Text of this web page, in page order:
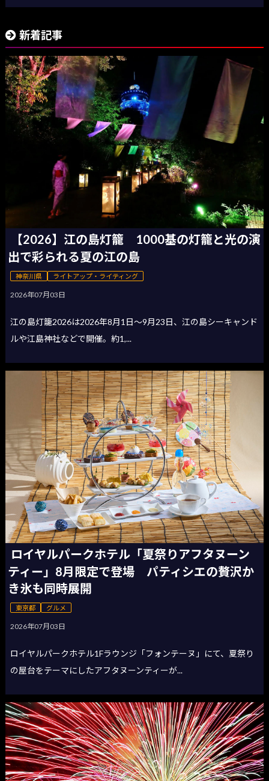
新着記事
【2026】江の島灯籠 1000基の灯籠と光の演
出で彩られる夏の江の島
神奈川県 ライトアップ・ライティング
2026年07月03日
江の島灯籠2026は2026年8月1日〜9月23日、江の島シーキャンド
ルや江島神社などで開催。約1,...
ロイヤルパークホテル「夏祭りアフタヌーン
ティー」8月限定で登場 パティシエの贅沢か
き氷も同時展開
東京都 グルメ
2026年07月03日
ロイヤルパークホテル1Fラウンジ「フォンテーヌ」にて、夏祭り
の屋台をテーマにしたアフタヌーンティーが...